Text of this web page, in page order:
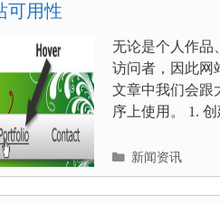
可用性
无论是个人作品
访问者，因此网
文章中我们会跟
序上使用。 1.
分
类
目
新闻资讯